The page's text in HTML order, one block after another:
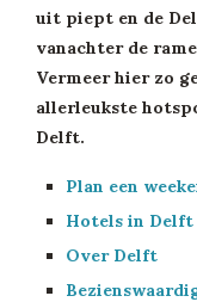
uit piept en de
vanachter de
Vermeer hier zo
allerleukste
Delft.
Plan een
Hotels in Delft
Over Delft